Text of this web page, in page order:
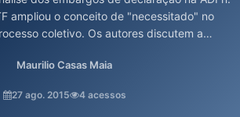
ampliou o conceito de "necessitado" no
coletivo. Os autores discutem a
de respeitar as diferenças entre as
econômica. A reflexão gira em
Maurilio Casas Maia
27 ago. 2015 4 acessos